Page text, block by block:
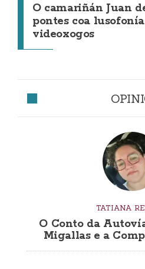
O camariñán Juan
pontes coa
videoxogos
TATIANA
O Conto da
Migallas e a